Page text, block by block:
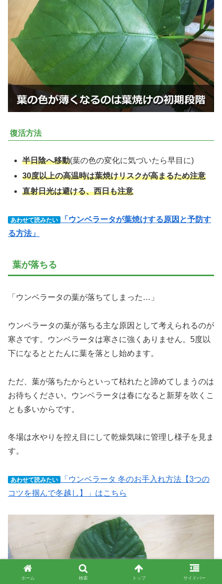
復活方法
半日陰へ移動(葉の色の変化に気づいたら早目に)
30度以上の高温時は葉焼けリスクが高まるため注意
直射日光は避ける、西日も注意
あわせて読みたい
「ウンベラータが葉焼けする原因と予防す
る方法」
葉が落ちる
「ウンベラータの葉が落ちてしまった…」
ウンベラータの葉が落ちる主な原因として考えられるのが
寒さです。ウンベラータは寒さに強くありません。5度以
下になるととたんに葉を落とし始めます。
ただ、葉が落ちたからといって枯れたと諦めてしまうのは
お待ちください。ウンベラータは春になると新芽を吹くこ
とも多いからです。
冬場は水やりを控え目にして乾燥気味に管理し様子を見ま
す。
あわせて読みたい
「ウンベラータ 冬のお手入れ方法【3つの
コツを掴んで冬越し】」はこちら
ホーム 検索 トップ サイドバー